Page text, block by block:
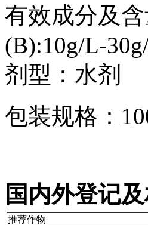
有效成分及
(B):10g/L-
剂型：水剂
包装规格：
国内外登记
推荐作物